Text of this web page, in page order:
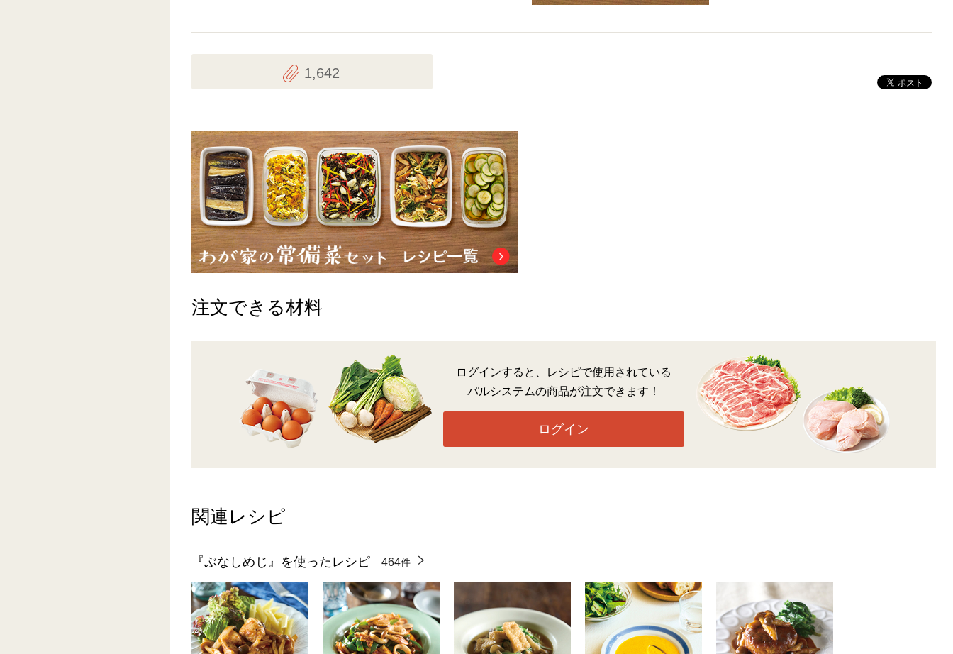
1,642
注文できる材料
ログインすると、レシピで使用されている
パルシステムの商品が注文できます！
ログイン
関連レシピ
『ぶなしめじ』を使ったレシピ 464件